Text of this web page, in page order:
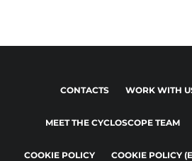
CONTACTS WORK WITH
MEET THE CYCLOSCOPE TEAM
COOKIE POLICY COOKIE POLICY